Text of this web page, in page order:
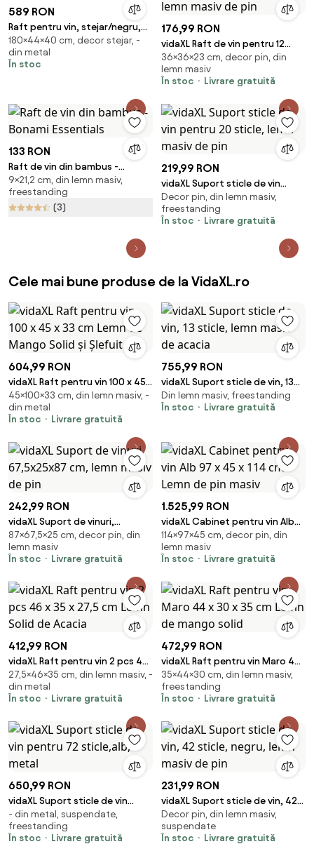
589 RON
Raft pentru vin, stejar/negru,
VINPO
180×44×40 cm, decor stejar, -
din metal
În stoc
176,99 RON
vidaXL Raft de vin pentru 12
sticle, 36x23x36 cm, lemn
masiv de pin
36×36×23 cm, decor pin, din
lemn masiv
În stoc
Livrare gratuită
133 RON
Raft de vin din bambus -
Bonami Essentials
9×21,2 cm, din lemn masiv,
freestanding
(3)
219,99 RON
vidaXL Suport sticle de vin
pentru 20 sticle, lemn masiv de
pin
Decor pin, din lemn masiv,
freestanding
În stoc
Livrare gratuită
Cele mai bune produse de la VidaXL.ro
604,99 RON
vidaXL Raft pentru vin 100 x 45 x
33 cm Lemn de Mango Solid și
Şlefuit
45×100×33 cm, din lemn masiv, -
din metal
În stoc
Livrare gratuită
755,99 RON
vidaXL Suport sticle de vin, 13
sticle, lemn masiv de acacia
Din lemn masiv, freestanding
În stoc
Livrare gratuită
242,99 RON
vidaXL Suport de vinuri,
67,5x25x87 cm, lemn masiv de
pin
87×67,5×25 cm, decor pin, din
lemn masiv
În stoc
Livrare gratuită
1.525,99 RON
vidaXL Cabinet pentru vin Alb
97 x 45 x 114 cm Lemn de pin
masiv
114×97×45 cm, decor pin, din
lemn masiv
În stoc
Livrare gratuită
412,99 RON
vidaXL Raft pentru vin 2 pcs 46
x 35 x 27,5 cm Lemn Solid de
Acacia
27,5×46×35 cm, din lemn masiv, -
din metal
În stoc
Livrare gratuită
472,99 RON
vidaXL Raft pentru vin Maro 44
x 30 x 35 cm Lemn de mango
solid
35×44×30 cm, din lemn masiv,
freestanding
În stoc
Livrare gratuită
650,99 RON
vidaXL Suport sticle de vin
pentru 72 sticle,alb, metal
- din metal, suspendate,
freestanding
În stoc
Livrare gratuită
231,99 RON
vidaXL Suport sticle de vin, 42
sticle, negru, lemn masiv de pin
Decor pin, din lemn masiv,
suspendate
În stoc
Livrare gratuită